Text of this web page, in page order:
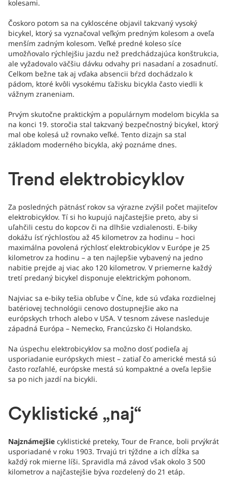
kolesami.
Čoskoro potom sa na cykloscéne objavil takzvaný vysoký
bicykel, ktorý sa vyznačoval veľkým predným kolesom a oveľa
menším zadným kolesom. Veľké predné koleso síce
umožňovalo rýchlejšiu jazdu než predchádzajúca konštrukcia,
ale vyžadovalo väčšiu dávku odvahy pri nasadaní a zosadnutí.
Celkom bežne tak aj vďaka absencii bŕzd dochádzalo k
pádom, ktoré kvôli vysokému ťažisku bicykla často viedli k
vážnym zraneniam.
Prvým skutočne praktickým a populárnym modelom bicykla sa
na konci 19. storočia stal takzvaný bezpečnostný bicykel, ktorý
mal obe kolesá už rovnako veľké. Tento dizajn sa stal
základom moderného bicykla, aký poznáme dnes.
Trend elektrobicyklov
Za posledných pätnásť rokov sa výrazne zvýšil počet majiteľov
elektrobicyklov. Tí si ho kupujú najčastejšie preto, aby si
uľahčili cestu do kopcov či na dlhšie vzdialenosti. E-biky
dokážu ísť rýchlosťou až 45 kilometrov za hodinu – hoci
maximálna povolená rýchlosť elektrobicyklov v Európe je 25
kilometrov za hodinu – a ten najlepšie vybavený na jedno
nabitie prejde aj viac ako 120 kilometrov. V priemerne každý
tretí predaný bicykel disponuje elektrickým pohonom.
Najviac sa e-biky tešia obľube v Číne, kde sú vďaka rozdielnej
batériovej technológii cenovo dostupnejšie ako na
európskych trhoch alebo v USA. V tesnom závese nasleduje
západná Európa – Nemecko, Francúzsko či Holandsko.
Na úspechu elektrobicyklov sa možno dosť podieľa aj
usporiadanie európskych miest – zatiaľ čo americké mestá sú
často rozľahlé, európske mestá sú kompaktné a oveľa lepšie
sa po nich jazdí na bicykli.
Cyklistické „naj“
Najznámejšie cyklistické preteky, Tour de France, boli prvýkrát
usporiadané v roku 1903. Trvajú tri týždne a ich dĺžka sa
každý rok mierne líši. Spravidla má závod však okolo 3 500
kilometrov a najčastejšie býva rozdelený do 21 etáp.